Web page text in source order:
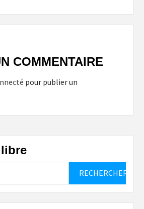
COMMENTAIRE
pour publier un